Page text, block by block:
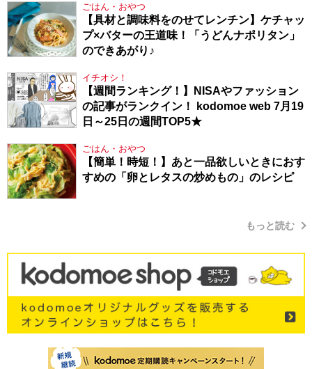
ごはん・おやつ
【具材と調味料をのせてレンチン】ケチャッ
プ×バターの王道味！「うどんナポリタン」
のできあがり♪
イチオシ！
【週間ランキング！】NISAやファッション
の記事がランクイン！ kodomoe web 7月19
日～25日の週間TOP5★
ごはん・おやつ
【簡単！時短！】あと一品欲しいときにおす
すめの「卵とレタスの炒めもの」のレシピ
もっと読む